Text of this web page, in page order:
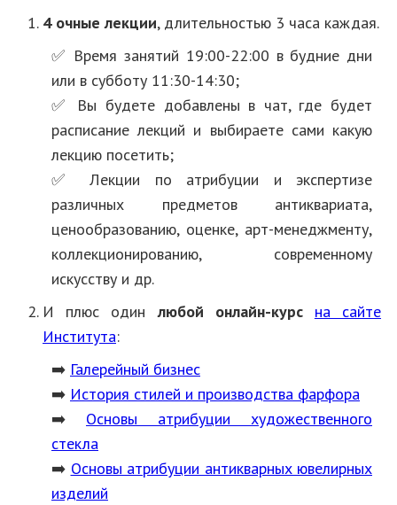
4 очные лекции, длительностью 3 часа каждая.
✅ Время занятий 19:00-22:00 в будние дни
или в субботу 11:30-14:30;
✅ Вы будете добавлены в чат, где будет
расписание лекций и выбираете сами какую
лекцию посетить;
✅ Лекции по атрибуции и экспертизе
различных предметов антиквариата,
ценообразованию, оценке, арт-менеджменту,
коллекционированию, современному
искусству и др.
И плюс одинлюбой онлайн-курс
на сайте
Института:
➡️ Галерейный бизнес
➡️ История стилей и производства фарфора
➡️ Основы атрибуции художественного
стекла
➡️ Основы атрибуции антикварных ювелирных
изделий